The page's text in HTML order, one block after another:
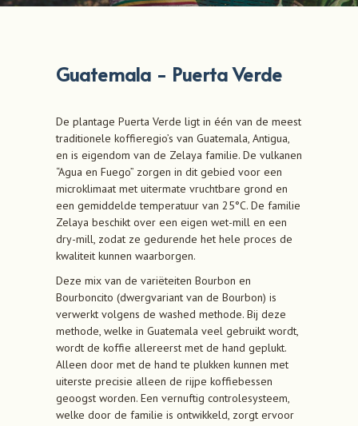
Guatemala - Puerta Verde
De plantage Puerta Verde ligt in één van de meest
traditionele koffieregio’s van Guatemala, Antigua,
en is eigendom van de Zelaya familie. De vulkanen
“Agua en Fuego” zorgen in dit gebied voor een
microklimaat met uitermate vruchtbare grond en
een gemiddelde temperatuur van 25°C. De familie
Zelaya beschikt over een eigen wet-mill en een
dry-mill, zodat ze gedurende het hele proces de
kwaliteit kunnen waarborgen.
Deze mix van de variëteiten Bourbon en
Bourboncito (dwergvariant van de Bourbon) is
verwerkt volgens de washed methode. Bij deze
methode, welke in Guatemala veel gebruikt wordt,
wordt de koffie allereerst met de hand geplukt.
Alleen door met de hand te plukken kunnen met
uiterste precisie alleen de rijpe koffiebessen
geoogst worden. Een vernuftig controlesysteem,
welke door de familie is ontwikkeld, zorgt ervoor